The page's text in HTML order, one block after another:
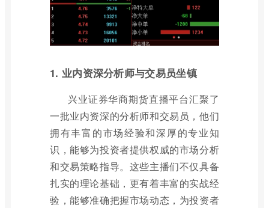
1. 业内资深分析师与交易员坐镇
兴业证券华商期货直播平台汇聚了
一批业内资深的分析师和交易员，他们
拥有丰富的市场经验和深厚的专业知
识，能够为投资者提供权威的市场分析
和交易策略指导。这些主播们不仅具备
扎实的理论基础，更有着丰富的实战经
验，能够准确把握市场动态，为投资者